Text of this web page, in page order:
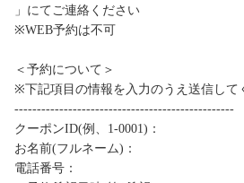
」にてご連絡ください
※WEB予約は不可
＜予約について＞
※下記項目の情報を入力のうえ送信して
-------------------------------------------------
クーポンID(例、1-0001)：
お名前(フルネーム)：
電話番号：